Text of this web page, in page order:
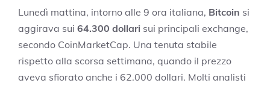
Lunedì mattina, intorno alle 9 ora italiana, Bitcoin si
aggirava sui 64.300 dollari sui principali exchange,
secondo CoinMarketCap. Una tenuta stabile
rispetto alla scorsa settimana, quando il prezzo
aveva sfiorato anche i 62.000 dollari. Molti analisti